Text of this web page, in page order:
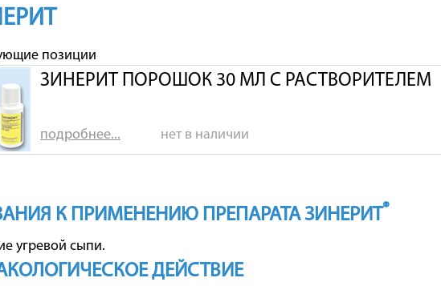
позиции
ЗИНЕРИТ ПОРОШОК 30 МЛ С РАСТВОРИТЕЛЕМ
подробнее... нет в наличии
К ПРИМЕНЕНИЮ ПРЕПАРАТА ЗИНЕРИТ®
угревой сыпи.
ДЕЙСТВИЕ